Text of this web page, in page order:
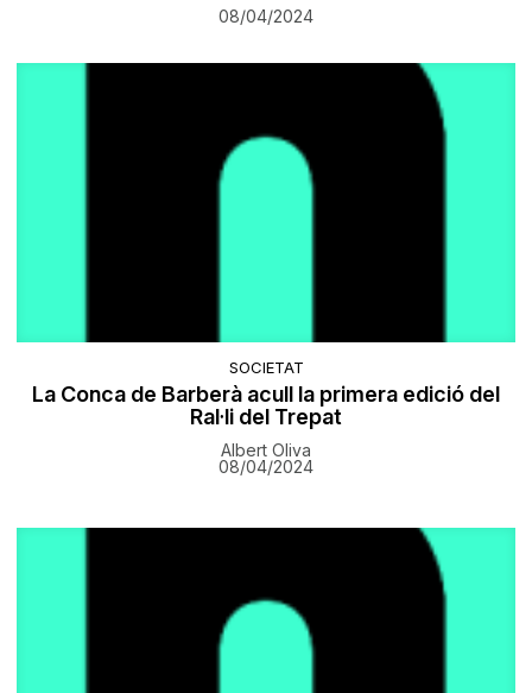
08/04/2024
SOCIETAT
La Conca de Barberà acull la primera edició del
Ral·li del Trepat
Albert Oliva
08/04/2024